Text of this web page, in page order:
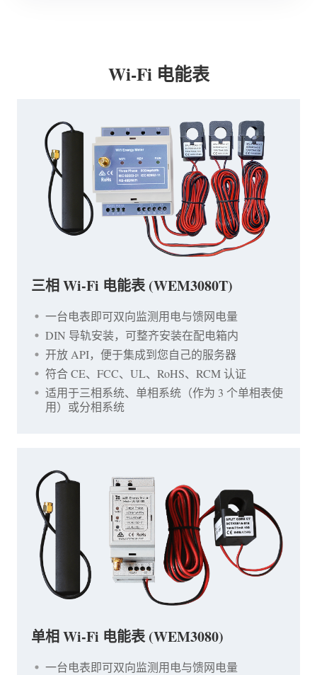
Wi-Fi 电能表
三相 Wi-Fi 电能表 (WEM3080T)
一台电表即可双向监测用电与馈网电量
DIN 导轨安装，可整齐安装在配电箱内
开放 API，便于集成到您自己的服务器
符合 CE、FCC、UL、RoHS、RCM 认证
适用于三相系统、单相系统（作为 3 个单相表使
用）或分相系统
单相 Wi-Fi 电能表 (WEM3080)
一台电表即可双向监测用电与馈网电量